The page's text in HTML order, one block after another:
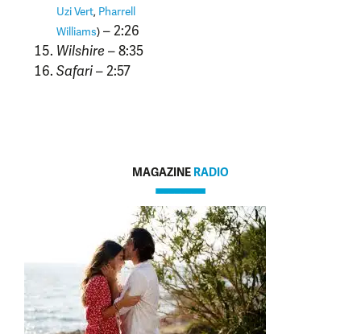
Uzi Vert, Pharrell
Williams) – 2:26
Wilshire – 8:35
Safari– 2:57
MAGAZINE RADIO